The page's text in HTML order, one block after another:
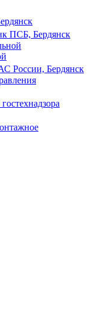
ПСБ, Бердянск
России, Бердянск